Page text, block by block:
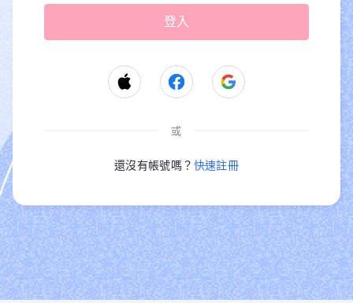
或
還沒有帳號嗎？ 快速註冊